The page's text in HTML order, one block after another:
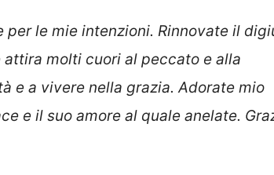
le mie intenzioni. Rinnovate il
molti cuori al peccato e alla
e a vivere nella grazia. Adorate mio
e il suo amore al quale anelate.